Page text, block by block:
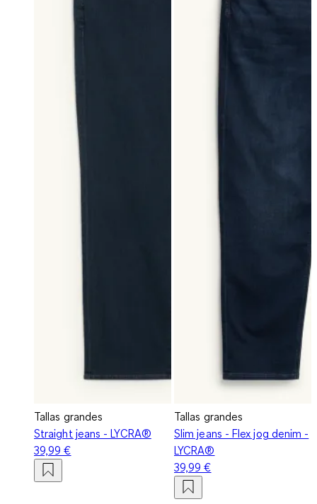
Tallas grandes
Straight jeans - LYCRA®
39,99 €
Tallas grandes
Slim jeans - Flex jog denim -
LYCRA®
39,99 €